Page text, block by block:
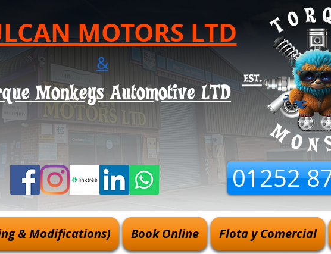
MOTORS LTD
&
Monkeys Automotive LTD
01252
& Modifications) Book Online Flota y Comercial